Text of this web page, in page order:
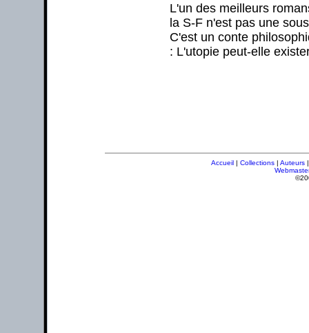
L'un des meilleurs
la S-F n'est pas une
C'est un conte
: L'utopie peut-elle
Accueil | Collections | Auteurs